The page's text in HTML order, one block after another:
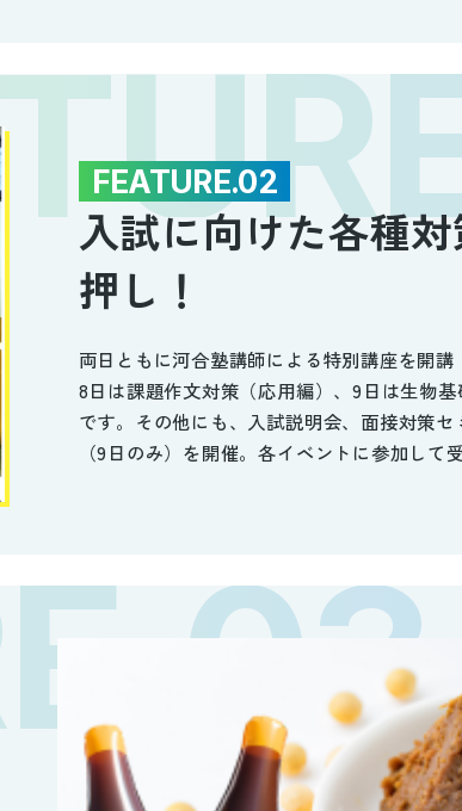
FEATURE.02
入試に向けた各種
押し！
両日ともに河合塾講師による特別講座を開講
8日は課題作文対策（応用編）、9日は生物
です。その他にも、入試説明会、面接対策
（9日のみ）を開催。各イベントに参加して